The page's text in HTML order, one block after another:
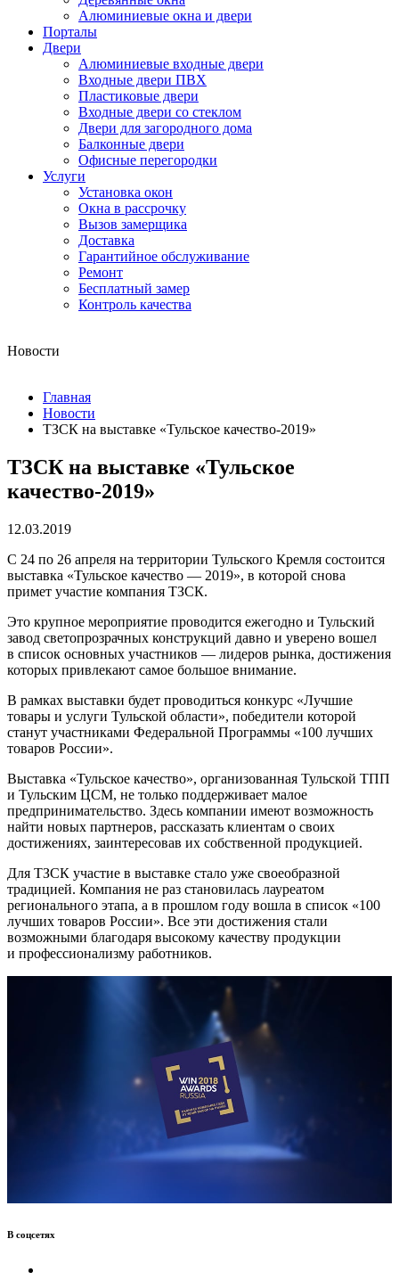
Алюминиевые окна и двери
Порталы
Двери
Алюминиевые входные двери
Входные двери ПВХ
Пластиковые двери
Входные двери со стеклом
Двери для загородного дома
Балконные двери
Офисные перегородки
Услуги
Установка окон
Окна в рассрочку
Вызов замерщика
Доставка
Гарантийное обслуживание
Ремонт
Бесплатный замер
Контроль качества
Новости
Главная
Новости
ТЗСК на выставке «Тульское качество-2019»
ТЗСК на выставке «Тульское
качество-2019»
12.03.2019
С 24 по 26 апреля на территории Тульского Кремля состоится
выставка «Тульское качество — 2019», в которой снова
примет участие компания ТЗСК.
Это крупное мероприятие проводится ежегодно и Тульский
завод светопрозрачных конструкций давно и уверено вошел
в список основных участников — лидеров рынка, достижения
которых привлекают самое большое внимание.
В рамках выставки будет проводиться конкурс «Лучшие
товары и услуги Тульской области», победители которой
станут участниками Федеральной Программы «100 лучших
товаров России».
Выставка «Тульское качество», организованная Тульской ТПП
и Тульским ЦСМ, не только поддерживает малое
предпринимательство. Здесь компании имеют возможность
найти новых партнеров, рассказать клиентам о своих
достижениях, заинтересовав их собственной продукцией.
Для ТЗСК участие в выставке стало уже своеобразной
традицией. Компания не раз становилась лауреатом
регионального этапа, а в прошлом году вошла в список «100
лучших товаров России». Все эти достижения стали
возможными благодаря высокому качеству продукции
и профессионализму работников.
В соцсетях